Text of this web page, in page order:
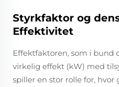
Styrkfaktor og
Effektivitet
Effektfaktoren, som i bund
virkelig effekt (kW) med
spiller en stor rolle for,